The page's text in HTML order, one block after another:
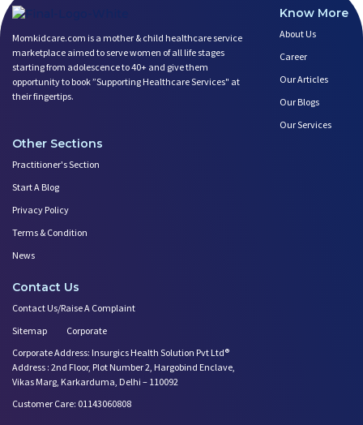
Momkidcare.com is a mother & child healthcare service
marketplace aimed to serve women of all life stages
starting from adolescence to 40+ and give them
opportunity to book ”Supporting Healthcare Services" at
their fingertips.
Know More
About Us
Career
Our Articles
Our Blogs
Our Services
Other Sections
Practitioner's Section
Start A Blog
Privacy Policy
Terms & Condition
News
Contact Us
Contact Us/Raise A Complaint
Sitemap
Corporate
Corporate Address: Insurgics Health Solution Pvt Ltd®
Address : 2nd Floor, Plot Number 2, Hargobind Enclave,
Vikas Marg, Karkarduma, Delhi – 110092
Customer Care: 01143060808